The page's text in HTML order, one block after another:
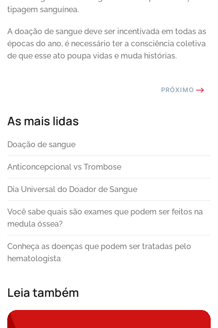
tipagem sanguínea.
A doação de sangue deve ser incentivada em todas as
épocas do ano, é necessário ter a consciência coletiva
de que esse ato poupa vidas e muda histórias.
PRÓXIMO
As mais lidas
Doação de sangue
Anticoncepcional vs Trombose
Dia Universal do Doador de Sangue
Você sabe quais são exames que podem ser feitos na
medula óssea?
Conheça as doenças que podem ser tratadas pelo
hematologista
Leia também